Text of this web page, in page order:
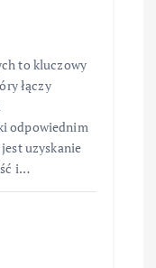
to kluczowy
łączy
odpowiednim
uzyskanie
i…